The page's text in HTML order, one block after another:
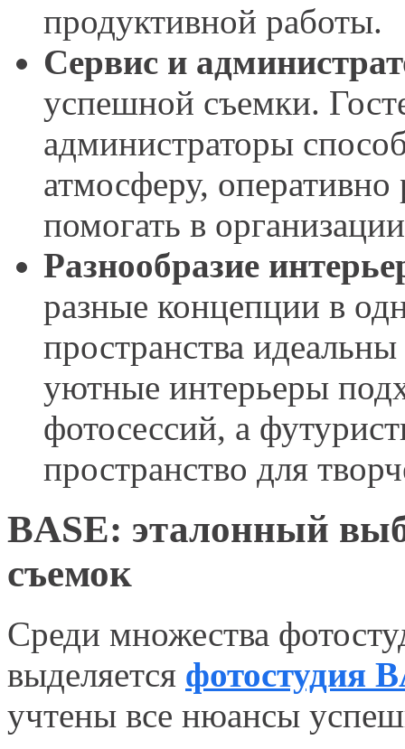
продуктивной работы.
Сервис и
успешной съемки.
администраторы
атмосферу,
помогать в
Разнообразие
разные концепции в
пространства
уютные интерьеры
фотосессий, а
пространство для
BASE: эталонный
съемок
Среди множества
выделяется фотостудия
учтены все нюансы